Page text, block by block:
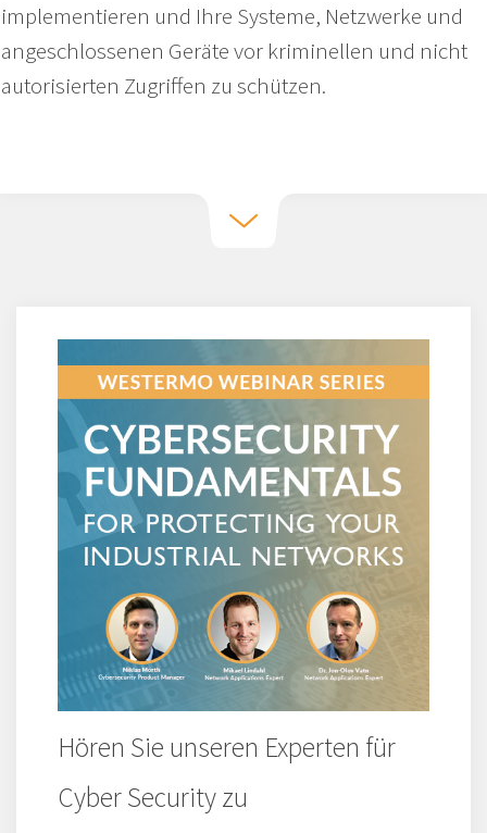
implementieren und Ihre Systeme, Netzwerke und
angeschlossenen Geräte vor kriminellen und nicht
autorisierten Zugriffen zu schützen.
Hören Sie unseren Experten für
Cyber Security zu